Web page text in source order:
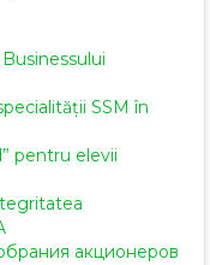
SSM în
pentru elevii
акционеров